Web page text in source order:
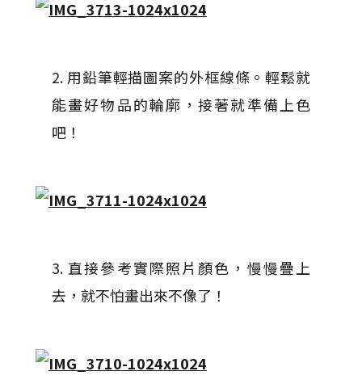
2. 用鉛筆輕描圖案的外框線條。輕鬆就
能畫好物品的輪廓，接著就準備上色
吧！
3. 直接參考實際照片顏色，慢慢疊上
去，就不怕畫出來不像了！